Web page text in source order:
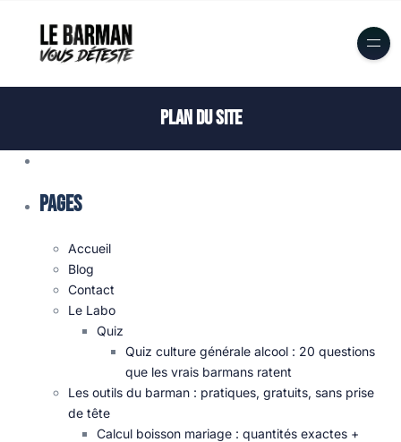
Plan du site
Pages
Accueil
Blog
Contact
Le Labo
Quiz
Quiz culture générale alcool : 20 questions
que les vrais barmans ratent
Les outils du barman : pratiques, gratuits, sans prise
de tête
Calcul boisson mariage : quantités exactes +